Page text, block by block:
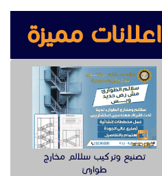
اعلانات مميزة
تصنيع وتركيب سلالم مخارج
طوارئ